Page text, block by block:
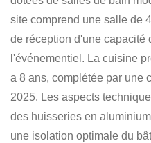
site comprend une salle de
de réception d'une capacité
l'événementiel . La cuisine
a 8 ans, complétée par une
2025. Les aspects
des huisseries en
une isolation optimale du